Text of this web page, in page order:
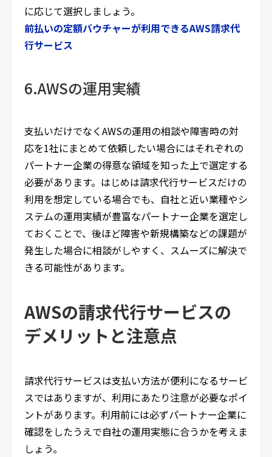
に応じて選択しましょう。
前払いの定額バウチャーが利用できるAWS請求代
行サービス
6.AWSの運用実績
支払いだけでなくAWSの運用の相談や障害時の対
応を1社にまとめて依頼したい場合にはそれぞれの
パートナー企業の得意な領域を知った上で選定する
必要があります。はじめは請求代行サービスだけの
利用を想定している場合でも、自社と近い業種やシ
ステムの運用実績が豊富なパートナー企業を選定し
ておくことで、後ほど障害や新規構築などの課題が
発生した場合に相談がしやすく、スムーズに解決で
きる可能性があります。
AWSの請求代行サービスの
デメリットと注意点
請求代行サービスは支払い方法が便利になるサービ
スではありますが、利用にあたり注意が必要なポイ
ントがあります。利用前には必ずパートナー企業に
確認をしたうえで自社の運用実態に合うかを考えま
しょう。